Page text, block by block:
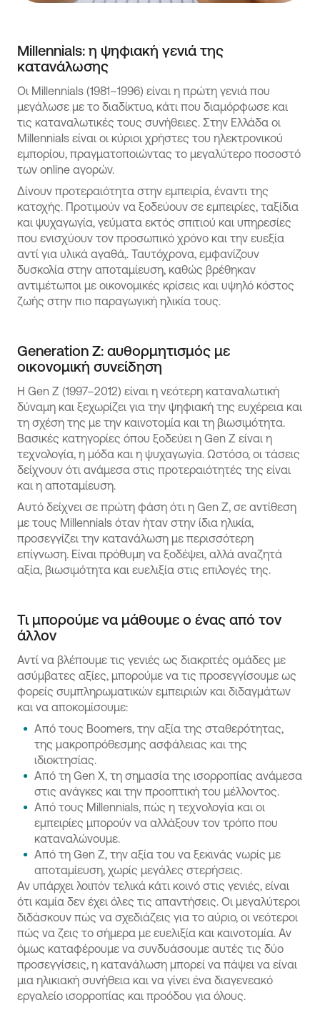
Millennials: η ψηφιακή γενιά της
κατανάλωσης
Οι Millennials (1981–1996) είναι η πρώτη γενιά που
μεγάλωσε με το διαδίκτυο, κάτι που διαμόρφωσε και
τις καταναλωτικές τους συνήθειες. Στην Ελλάδα οι
Millennials είναι οι κύριοι χρήστες του ηλεκτρονικού
εμπορίου, πραγματοποιώντας το μεγαλύτερο ποσοστό
των online αγορών.
Δίνουν προτεραιότητα στην εμπειρία, έναντι της
κατοχής. Προτιμούν να ξοδεύουν σε εμπειρίες, ταξίδια
και ψυχαγωγία, γεύματα εκτός σπιτιού και υπηρεσίες
που ενισχύουν τον προσωπικό χρόνο και την ευεξία
αντί για υλικά αγαθά,. Ταυτόχρονα, εμφανίζουν
δυσκολία στην αποταμίευση, καθώς βρέθηκαν
αντιμέτωποι με οικονομικές κρίσεις και υψηλό κόστος
ζωής στην πιο παραγωγική ηλικία τους.
Generation Z: αυθορμητισμός με
οικονομική συνείδηση
Η Gen Z (1997–2012) είναι η νεότερη καταναλωτική
δύναμη και ξεχωρίζει για την ψηφιακή της ευχέρεια και
τη σχέση της με την καινοτομία και τη βιωσιμότητα.
Βασικές κατηγορίες όπου ξοδεύει η Gen Z είναι η
τεχνολογία, η μόδα και η ψυχαγωγία. Ωστόσο, οι τάσεις
δείχνουν ότι ανάμεσα στις προτεραιότητές της είναι
και η αποταμίευση.
Αυτό δείχνει σε πρώτη φάση ότι η Gen Z, σε αντίθεση
με τους Millennials όταν ήταν στην ίδια ηλικία,
προσεγγίζει την κατανάλωση με περισσότερη
επίγνωση. Είναι πρόθυμη να ξοδέψει, αλλά αναζητά
αξία, βιωσιμότητα και ευελιξία στις επιλογές της.
Τι μπορούμε να μάθουμε ο ένας από τον
άλλον
Αντί να βλέπουμε τις γενιές ως διακριτές ομάδες με
ασύμβατες αξίες, μπορούμε να τις προσεγγίσουμε ως
φορείς συμπληρωματικών εμπειριών και διδαγμάτων
και να αποκομίσουμε:
Από τους Boomers, την αξία της σταθερότητας,
της μακροπρόθεσμης ασφάλειας και της
ιδιοκτησίας.
Από τη Gen X, τη σημασία της ισορροπίας ανάμεσα
στις ανάγκες και την προοπτική του μέλλοντος.
Από τους Millennials, πώς η τεχνολογία και οι
εμπειρίες μπορούν να αλλάξουν τον τρόπο που
καταναλώνουμε.
Από τη Gen Z, την αξία του να ξεκινάς νωρίς με
αποταμίευση, χωρίς μεγάλες στερήσεις.
Αν υπάρχει λοιπόν τελικά κάτι κοινό στις γενιές, είναι
ότι καμία δεν έχει όλες τις απαντήσεις. Οι μεγαλύτεροι
διδάσκουν πώς να σχεδιάζεις για το αύριο, οι νεότεροι
πώς να ζεις το σήμερα με ευελιξία και καινοτομία. Αν
όμως καταφέρουμε να συνδυάσουμε αυτές τις δύο
προσεγγίσεις, η κατανάλωση μπορεί να πάψει να είναι
μια ηλικιακή συνήθεια και να γίνει ένα διαγενεακό
εργαλείο ισορροπίας και προόδου για όλους.